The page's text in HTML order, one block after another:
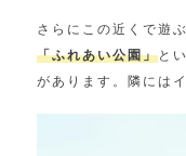
さらにこの近くで遊
「ふれあい公園」と
があります。隣には